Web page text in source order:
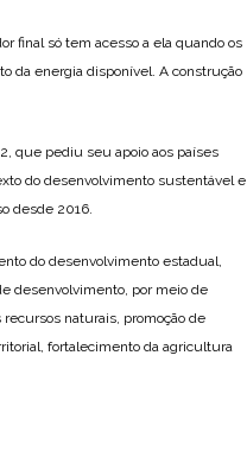
final só tem acesso a ela quando os
da energia disponível. A construção
que pediu seu apoio aos países
do desenvolvimento sustentável e
desde 2016.
do desenvolvimento estadual,
desenvolvimento, por meio de
naturais, promoção de
fortalecimento da agricultura